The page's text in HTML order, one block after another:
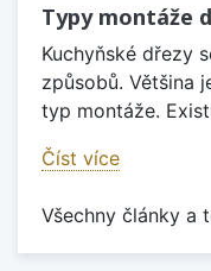
Typy montáže
Kuchyňské dřezy
způsobů. Většina
typ montáže.
Číst více
Všechny články a